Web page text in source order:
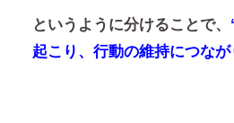
というように分けることで、
起こり、行動の維持につなが